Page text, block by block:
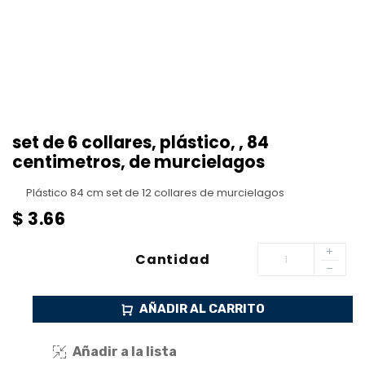
set de 6 collares, plástico, , 84
centimetros, de murcielagos
Plástico 84 cm set de 12 collares de murcielagos
$ 3.66
Cantidad
AÑADIR AL CARRITO
Añadir a la lista